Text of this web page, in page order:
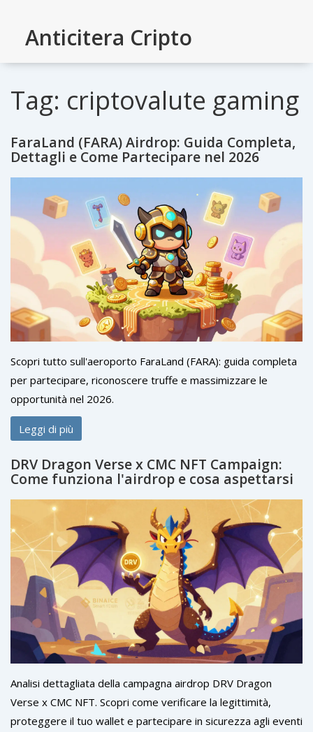
Anticitera Cripto
Tag: criptovalute gaming
FaraLand (FARA) Airdrop: Guida Completa,
Dettagli e Come Partecipare nel 2026
Scopri tutto sull'aeroporto FaraLand (FARA): guida completa
per partecipare, riconoscere truffe e massimizzare le
opportunità nel 2026.
Leggi di più
DRV Dragon Verse x CMC NFT Campaign:
Come funziona l'airdrop e cosa aspettarsi
Analisi dettagliata della campagna airdrop DRV Dragon
Verse x CMC NFT. Scopri come verificare la legittimità,
proteggere il tuo wallet e partecipare in sicurezza agli eventi